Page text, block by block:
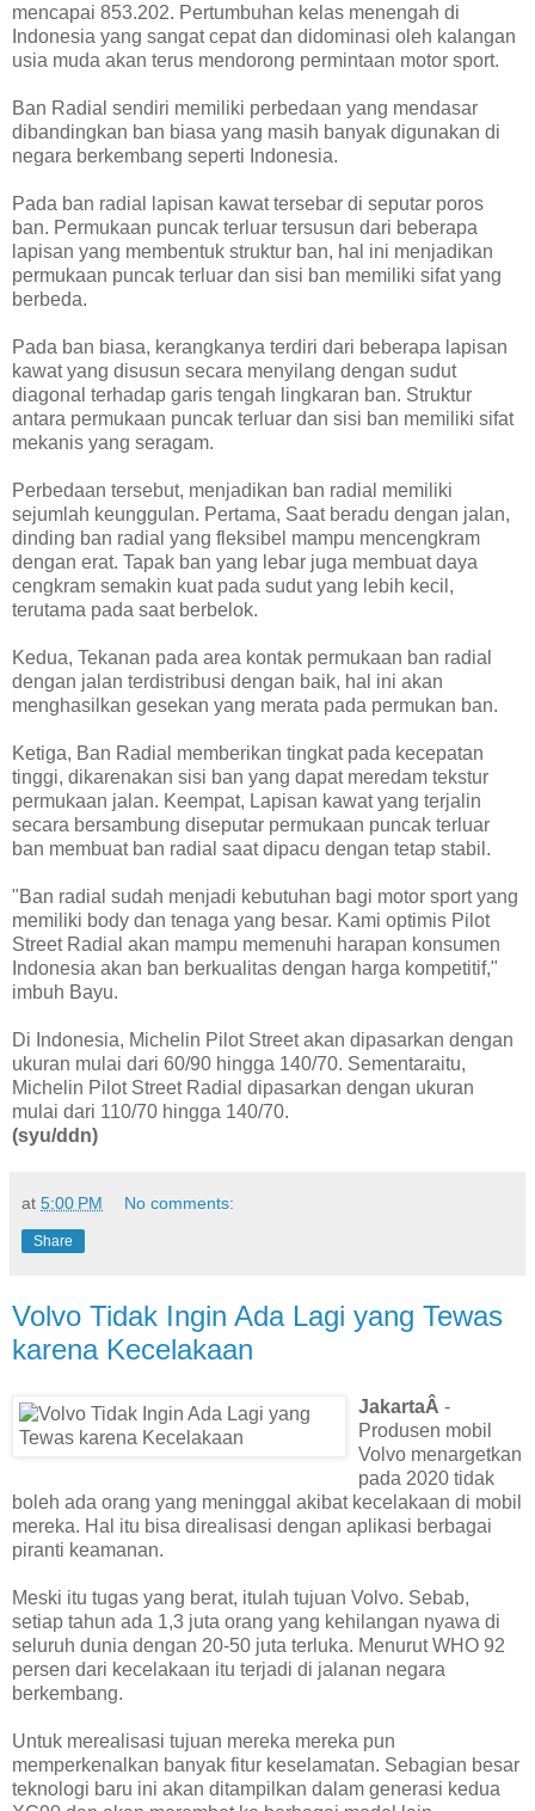
mencapai 853.202. Pertumbuhan kelas menengah di
Indonesia yang sangat cepat dan didominasi oleh kalangan
usia muda akan terus mendorong permintaan motor sport.
Ban Radial sendiri memiliki perbedaan yang mendasar
dibandingkan ban biasa yang masih banyak digunakan di
negara berkembang seperti Indonesia.
Pada ban radial lapisan kawat tersebar di seputar poros
ban. Permukaan puncak terluar tersusun dari beberapa
lapisan yang membentuk struktur ban, hal ini menjadikan
permukaan puncak terluar dan sisi ban memiliki sifat yang
berbeda.
Pada ban biasa, kerangkanya terdiri dari beberapa lapisan
kawat yang disusun secara menyilang dengan sudut
diagonal terhadap garis tengah lingkaran ban. Struktur
antara permukaan puncak terluar dan sisi ban memiliki sifat
mekanis yang seragam.
Perbedaan tersebut, menjadikan ban radial memiliki
sejumlah keunggulan. Pertama, Saat beradu dengan jalan,
dinding ban radial yang fleksibel mampu mencengkram
dengan erat. Tapak ban yang lebar juga membuat daya
cengkram semakin kuat pada sudut yang lebih kecil,
terutama pada saat berbelok.
Kedua, Tekanan pada area kontak permukaan ban radial
dengan jalan terdistribusi dengan baik, hal ini akan
menghasilkan gesekan yang merata pada permukan ban.
Ketiga, Ban Radial memberikan tingkat pada kecepatan
tinggi, dikarenakan sisi ban yang dapat meredam tekstur
permukaan jalan. Keempat, Lapisan kawat yang terjalin
secara bersambung diseputar permukaan puncak terluar
ban membuat ban radial saat dipacu dengan tetap stabil.
"Ban radial sudah menjadi kebutuhan bagi motor sport yang
memiliki body dan tenaga yang besar. Kami optimis Pilot
Street Radial akan mampu memenuhi harapan konsumen
Indonesia akan ban berkualitas dengan harga kompetitif,"
imbuh Bayu.
Di Indonesia, Michelin Pilot Street akan dipasarkan dengan
ukuran mulai dari 60/90 hingga 140/70. Sementaraitu,
Michelin Pilot Street Radial dipasarkan dengan ukuran
mulai dari 110/70 hingga 140/70.
(syu/ddn)
at 5:00 PM No comments:
Share
Volvo Tidak Ingin Ada Lagi yang Tewas
karena Kecelakaan
JakartaÂ -
Produsen mobil
Volvo menargetkan
pada 2020 tidak
boleh ada orang yang meninggal akibat kecelakaan di mobil
mereka. Hal itu bisa direalisasi dengan aplikasi berbagai
piranti keamanan.
Meski itu tugas yang berat, itulah tujuan Volvo. Sebab,
setiap tahun ada 1,3 juta orang yang kehilangan nyawa di
seluruh dunia dengan 20-50 juta terluka. Menurut WHO 92
persen dari kecelakaan itu terjadi di jalanan negara
berkembang.
Untuk merealisasi tujuan mereka mereka pun
memperkenalkan banyak fitur keselamatan. Sebagian besar
teknologi baru ini akan ditampilkan dalam generasi kedua